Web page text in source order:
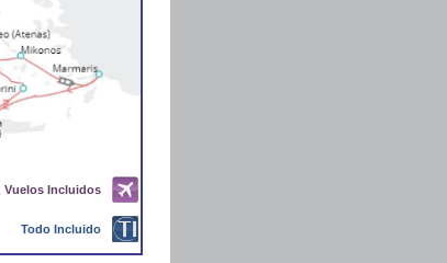
Vuelos Incluidos
Todo Incluido